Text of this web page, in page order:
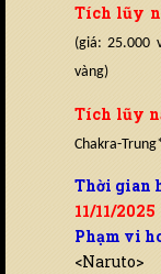
Tích lũy
(giá: 25.000
vàng)
Tích lũy
Chakra-
Thời gian
11/11/2025
Phạm vi
<Naruto>